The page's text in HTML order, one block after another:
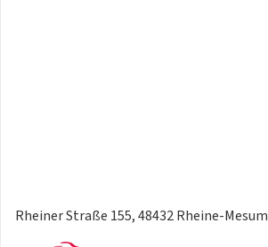
Rheiner Straße 155, 48432 Rheine-Mesum